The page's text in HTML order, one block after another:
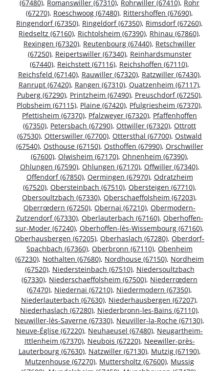
(67480), Romanswiller (67310), Rohrwiller (67410), Rohr
(67270), Roeschwoog (67480), Rittershoffen (67690),
Ringendorf (67350), Ringeldorf (67350), Rimsdorf (67260),
Riedseltz (67160), Richtolsheim (67390), Rhinau (67860),
Rexingen (67320), Reutenbourg (67440), Retschwiller
(67250), Reipertswiller (67340), Reinhardsmunster
(67440), Reichstett (67116), Reichshoffen (67110),
Reichsfeld (67140), Rauwiller (67320), Ratzwiller (67430),
Ranrupt (67420), Rangen (67310), Quatzenheim (67117),
Puberg (67290), Printzheim (67490), Preuschdorf (67250),
Plobsheim (67115), Plaine (67420), Pfulgriesheim (67370),
Pfettisheim (67370), Pfalzweyer (67320), Pfaffenhoffen
(67350), Petersbach (67290), Ottwiller (67320), Ottrott
(67530), Otterswiller (67700), Ottersthal (67700), Ostwald
(67540), Osthouse (67150), Osthoffen (67990), Orschwiller
(67600), Olwisheim (67170), Ohnenheim (67390),
Ohlungen (67590), Ohlungen (67170), Offwiller (67340),
Offendorf (67850), Oermingen (67970), Odratzheim
(67520), Obersteinbach (67510), Obersteigen (67710),
Obersoultzbach (67330), Oberschaeffolsheim (67203),
Oberrœdern (67250), Obernai (67210), Obermodern-
Zutzendorf (67330), Oberlauterbach (67160), Oberhoffen-
sur-Moder (67240), Oberhoffen-lès-Wissembourg (67160),
Oberhausbergen (67205), Oberhaslach (67280), Oberdorf-
Spachbach (67360), Oberbronn (67110), Obenheim
(67230), Nothalten (67680), Nordhouse (67150), Nordheim
(67520), Niedersteinbach (67510), Niedersoultzbach
(67330), Niederschaeffolsheim (67500), Niederrœdern
(67470), Niedernai (67210), Niedermodern (67350),
Niederlauterbach (67630), Niederhausbergen (67207),
Niederhaslach (67280), Niederbronn-les-Bains (67110),
Neuwiller-lès-Saverne (67330), Neuviller-la-Roche (67130),
Neuve-Église (67220), Neuhaeusel (67480), Neugartheim-
Ittlenheim (67370), Neubois (67220), Neewiller-près-
Lauterbourg (67630), Natzwiller (67130), Mutzig (67190),
Mutzenhouse (67270), Muttersholtz (67600), Mussig